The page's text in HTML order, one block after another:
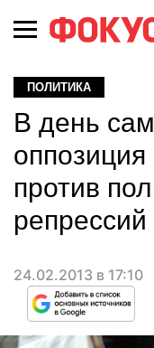
ПОЛИТИКА
В день
против
репрессий
24.02.2013 в 17:10